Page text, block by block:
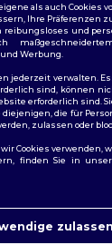
Cookie-Richtlinie|
als auch Cookies
Ihre Präferenzen
und
Werbung.
jederzeit verwalten.
sind, können
erforderlich sind.
diejenigen, die für
zulassen oder
Cookies verwenden,
finden Sie in
uns jederzeit
Um